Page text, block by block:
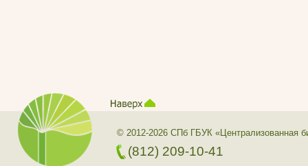
© 2012-2026 СПб ГБУК «Централизованная
(812) 209-10-41